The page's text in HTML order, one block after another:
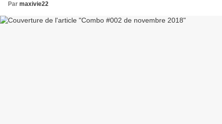
Par maxivie22